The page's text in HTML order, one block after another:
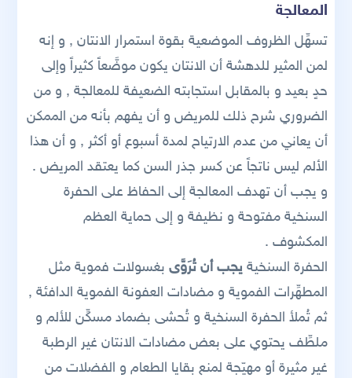
المعالجة
تسهِّل الظروف الموضعية بقوة استمرار الانتان , و إنه
لمن المثير للدهشة أن الانتان يكون موضَّعاً كثيراً وإلى
حدٍ بعيد و بالمقابل استجابته الضعيفة للمعالجة , و من
الضروري شرح ذلك للمريض و أن يفهم بأنه من الممكن
أن يعاني من عدم الارتياح لمدة أسبوع أو أكثر , و أن هذا
الألم ليس ناتجاً عن كسر جذر السن كما يعتقد المريض .
و يجب أن تهدف المعالجة إلى الحفاظ على الحفرة
السنخية مفتوحة و نظيفة و إلى حماية العظم
المكشوف .
الحفرة السنخيةيجب أن تُرَوَّى بغسولات فموية مثل
المطهِّرات الفموية و مضادات العفونة الفموية الدافئة ,
ثم تُملأ الحفرة السنخية و تُحشى بضماد مسكِّن للألم و
ملطِّف يحتوي على بعض مضادات الانتان غير الرطبة
غير مثيرة أو مهيّجة لمنع بقايا الطعام و الفضلات من